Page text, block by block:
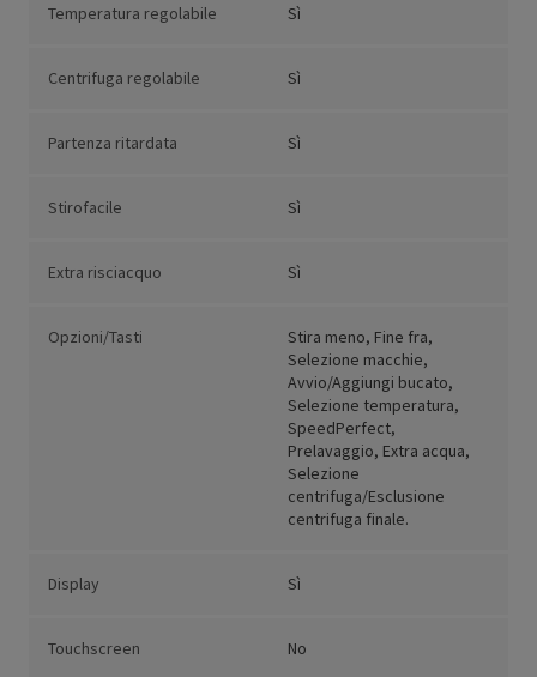
Temperatura regolabile Sì
Centrifuga regolabile Sì
Partenza ritardata Sì
Stirofacile Sì
Extra risciacquo Sì
Opzioni/Tasti
Stira meno, Fine fra,
Selezione macchie,
Avvio/Aggiungi bucato,
Selezione temperatura,
SpeedPerfect,
Prelavaggio, Extra acqua,
Selezione
centrifuga/Esclusione
centrifuga finale.
Display Sì
Touchscreen No